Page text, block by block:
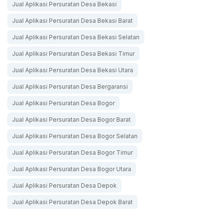
Jual Aplikasi Persuratan Desa Bekasi
Jual Aplikasi Persuratan Desa Bekasi Barat
Jual Aplikasi Persuratan Desa Bekasi Selatan
Jual Aplikasi Persuratan Desa Bekasi Timur
Jual Aplikasi Persuratan Desa Bekasi Utara
Jual Aplikasi Persuratan Desa Bergaransi
Jual Aplikasi Persuratan Desa Bogor
Jual Aplikasi Persuratan Desa Bogor Barat
Jual Aplikasi Persuratan Desa Bogor Selatan
Jual Aplikasi Persuratan Desa Bogor Timur
Jual Aplikasi Persuratan Desa Bogor Utara
Jual Aplikasi Persuratan Desa Depok
Jual Aplikasi Persuratan Desa Depok Barat